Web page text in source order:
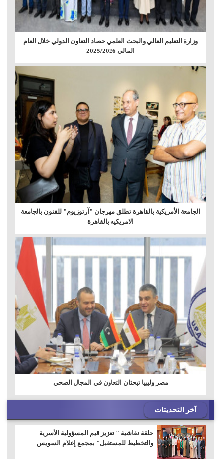
وزارة التعليم العالي والبحث العلمي حصاد التعاون الدولي خلال العام
المالي 2025/2026
الجامعة الأمريكية بالقاهرة تطلق مهرجان "آرتوزيوم" للفنون بالجامعة
الامريكيه بالقاهرة
مصر وليبيا تبحثان التعاون في المجال الصحي
آخر التحديثات
حلقة نقاشية " تعزيز قيم المسؤولية الأسرية
والتخطيط للمستقبل" بمجمع إعلام السويس